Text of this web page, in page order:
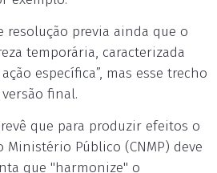
resolução previa ainda que o
temporária, caracterizada
específica”, mas esse trecho
final.
que para produzir efeitos o
Ministério Público (CNMP) deve
que "harmonize" o